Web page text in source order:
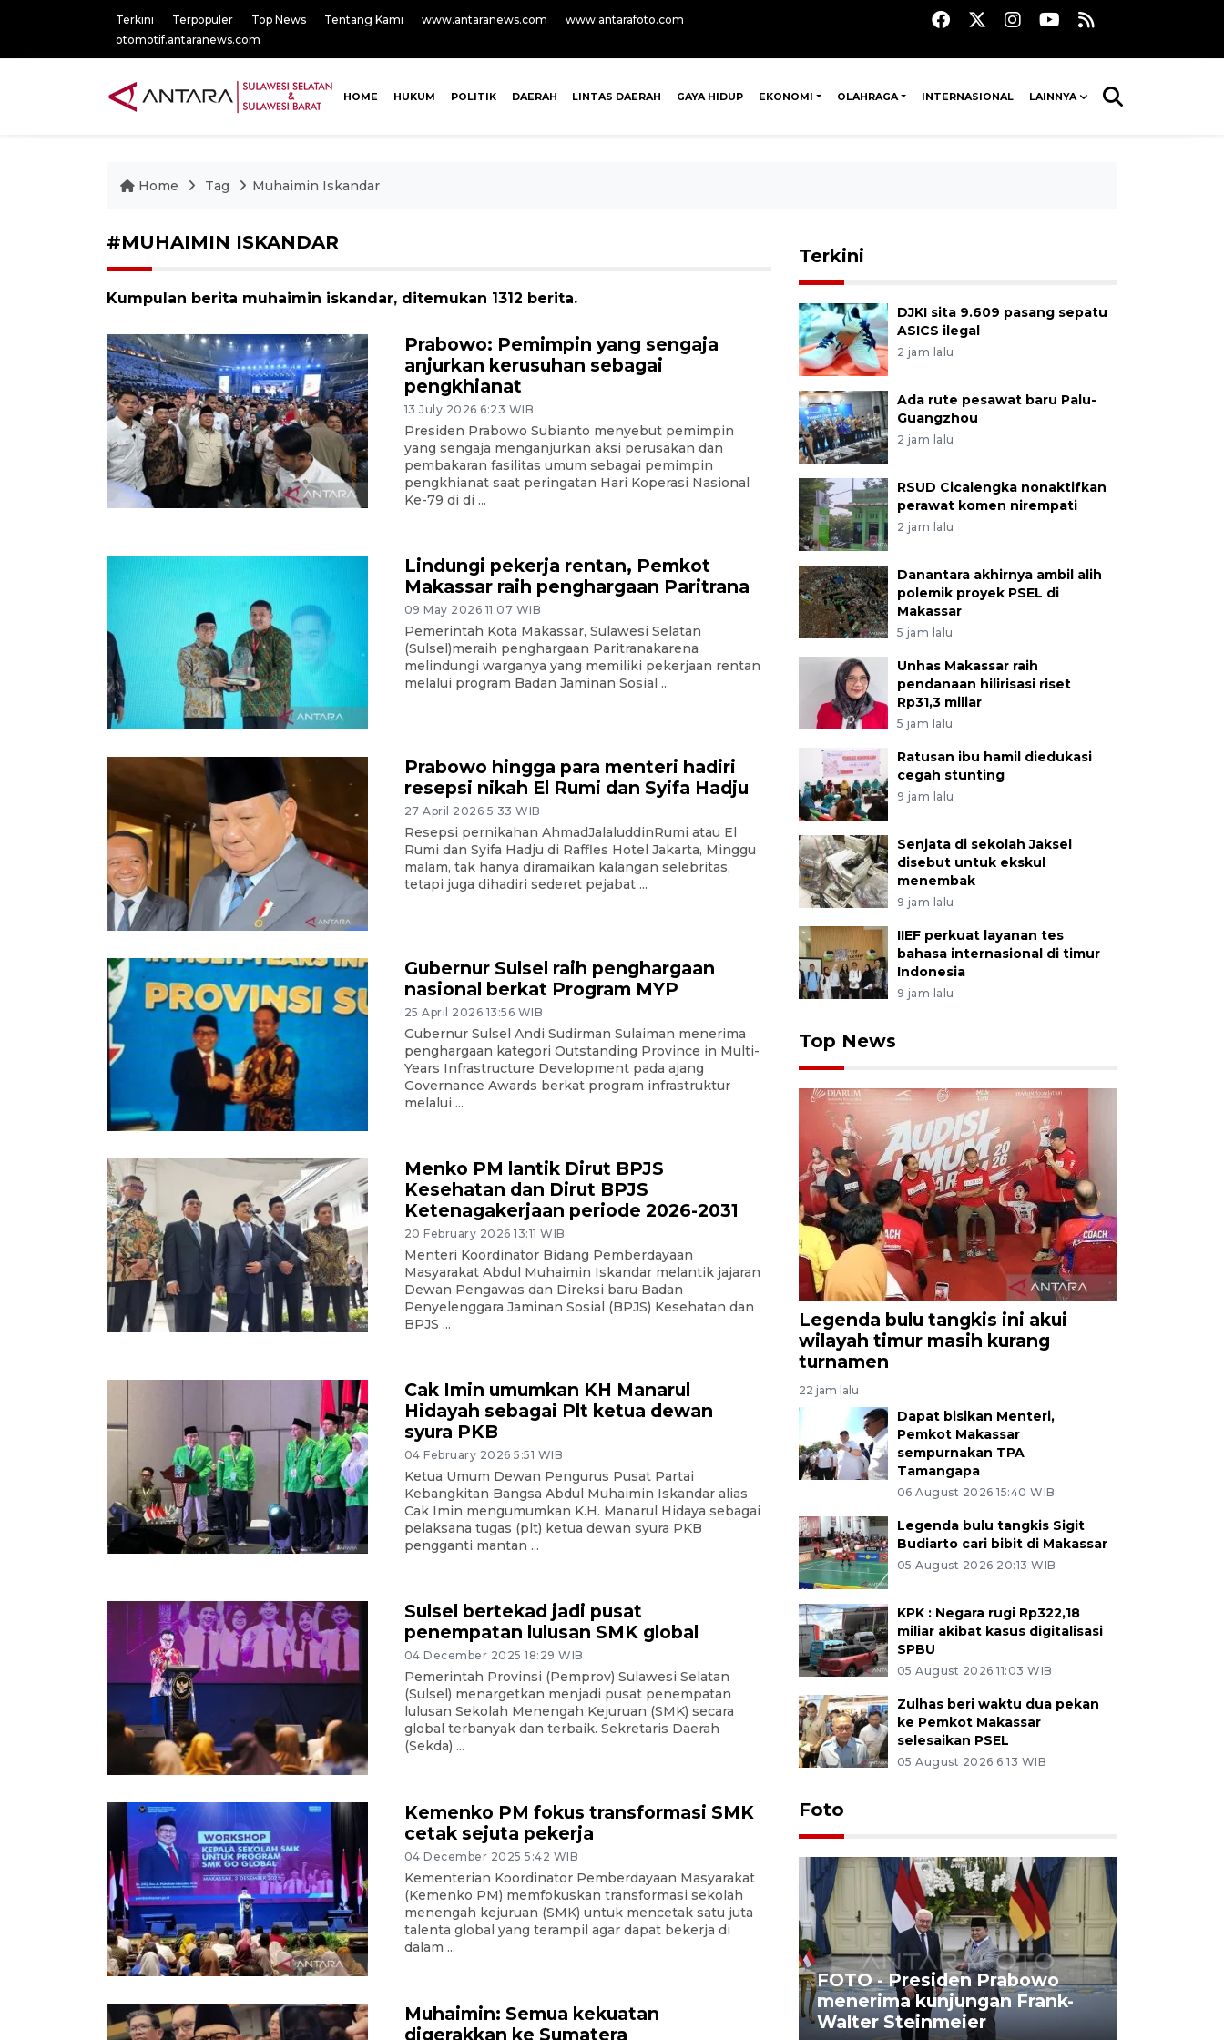
Terkini Terpopuler Top News Tentang Kami www.antaranews.com
www.antarafoto.com
otomotif.antaranews.com
HOME HUKUM POLITIK DAERAH LINTAS DAERAH GAYA HIDUP EKONOMI OLAHRAGA INTERNASIONAL LAINNYA
Home Tag Muhaimin Iskandar
#MUHAIMIN ISKANDAR
Kumpulan berita muhaimin iskandar, ditemukan 1312 berita.
Prabowo: Pemimpin yang sengaja
anjurkan kerusuhan sebagai
pengkhianat
13 July 2026 6:23 WIB
Presiden Prabowo Subianto menyebut pemimpin
yang sengaja menganjurkan aksi perusakan dan
pembakaran fasilitas umum sebagai pemimpin
pengkhianat saat peringatan Hari Koperasi Nasional
Ke-79 di di ...
Lindungi pekerja rentan, Pemkot
Makassar raih penghargaan Paritrana
09 May 2026 11:07 WIB
Pemerintah Kota Makassar, Sulawesi Selatan
(Sulsel)meraih penghargaan Paritranakarena
melindungi warganya yang memiliki pekerjaan rentan
melalui program Badan Jaminan Sosial ...
Prabowo hingga para menteri hadiri
resepsi nikah El Rumi dan Syifa Hadju
27 April 2026 5:33 WIB
Resepsi pernikahan AhmadJalaluddinRumi atau El
Rumi dan Syifa Hadju di Raffles Hotel Jakarta, Minggu
malam, tak hanya diramaikan kalangan selebritas,
tetapi juga dihadiri sederet pejabat ...
Gubernur Sulsel raih penghargaan
nasional berkat Program MYP
25 April 2026 13:56 WIB
Gubernur Sulsel Andi Sudirman Sulaiman menerima
penghargaan kategori Outstanding Province in Multi-
Years Infrastructure Development pada ajang
Governance Awards berkat program infrastruktur
melalui ...
Menko PM lantik Dirut BPJS
Kesehatan dan Dirut BPJS
Ketenagakerjaan periode 2026-2031
20 February 2026 13:11 WIB
Menteri Koordinator Bidang Pemberdayaan
Masyarakat Abdul Muhaimin Iskandar melantik jajaran
Dewan Pengawas dan Direksi baru Badan
Penyelenggara Jaminan Sosial (BPJS) Kesehatan dan
BPJS ...
Cak Imin umumkan KH Manarul
Hidayah sebagai Plt ketua dewan
syura PKB
04 February 2026 5:51 WIB
Ketua Umum Dewan Pengurus Pusat Partai
Kebangkitan Bangsa Abdul Muhaimin Iskandar alias
Cak Imin mengumumkan K.H. Manarul Hidaya sebagai
pelaksana tugas (plt) ketua dewan syura PKB
pengganti mantan ...
Sulsel bertekad jadi pusat
penempatan lulusan SMK global
04 December 2025 18:29 WIB
Pemerintah Provinsi (Pemprov) Sulawesi Selatan
(Sulsel) menargetkan menjadi pusat penempatan
lulusan Sekolah Menengah Kejuruan (SMK) secara
global terbanyak dan terbaik. Sekretaris Daerah
(Sekda) ...
Kemenko PM fokus transformasi SMK
cetak sejuta pekerja
04 December 2025 5:42 WIB
Kementerian Koordinator Pemberdayaan Masyarakat
(Kemenko PM) memfokuskan transformasi sekolah
menengah kejuruan (SMK) untuk mencetak satu juta
talenta global yang terampil agar dapat bekerja di
dalam ...
Muhaimin: Semua kekuatan
digerakkan ke Sumatera
Terkini
DJKI sita 9.609 pasang sepatu
ASICS ilegal
2 jam lalu
Ada rute pesawat baru Palu-
Guangzhou
2 jam lalu
RSUD Cicalengka nonaktifkan
perawat komen nirempati
2 jam lalu
Danantara akhirnya ambil alih
polemik proyek PSEL di
Makassar
5 jam lalu
Unhas Makassar raih
pendanaan hilirisasi riset
Rp31,3 miliar
5 jam lalu
Ratusan ibu hamil diedukasi
cegah stunting
9 jam lalu
Senjata di sekolah Jaksel
disebut untuk ekskul
menembak
9 jam lalu
IIEF perkuat layanan tes
bahasa internasional di timur
Indonesia
9 jam lalu
Top News
Legenda bulu tangkis ini akui
wilayah timur masih kurang
turnamen
22 jam lalu
Dapat bisikan Menteri,
Pemkot Makassar
sempurnakan TPA
Tamangapa
06 August 2026 15:40 WIB
Legenda bulu tangkis Sigit
Budiarto cari bibit di Makassar
05 August 2026 20:13 WIB
KPK : Negara rugi Rp322,18
miliar akibat kasus digitalisasi
SPBU
05 August 2026 11:03 WIB
Zulhas beri waktu dua pekan
ke Pemkot Makassar
selesaikan PSEL
05 August 2026 6:13 WIB
Foto
HUT ke-80 Raja Keraton
Yogyakarta
FOTO - Presiden Prabowo
menerima kunjungan Frank-
Walter Steinmeier